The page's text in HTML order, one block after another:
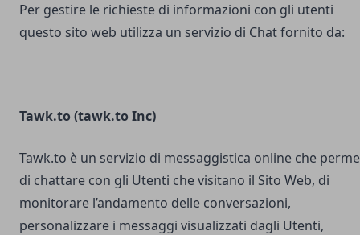
Per gestire le richieste di informazioni con gli utenti
questo sito web utilizza un servizio di Chat fornito da:
Tawk.to (tawk.to Inc)
Tawk.to è un servizio di messaggistica online che
di chattare con gli Utenti che visitano il Sito Web, di
monitorare l’andamento delle conversazioni,
personalizzare i messaggi visualizzati dagli Utenti,